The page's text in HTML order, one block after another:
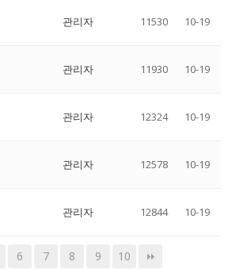
관리자 11530 10-19
관리자 11930 10-19
관리자 12324 10-19
관리자 12578 10-19
관리자 12844 10-19
6 7 8 9 10